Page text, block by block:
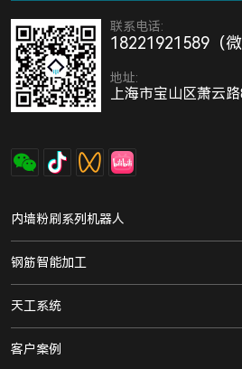
联系电话:
18221921589（微
地址:
上海市宝山区萧云
内墙粉刷系列机器人
钢筋智能加工
天工系统
客户案例